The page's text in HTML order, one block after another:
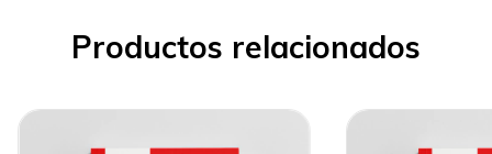
Productos relacionados